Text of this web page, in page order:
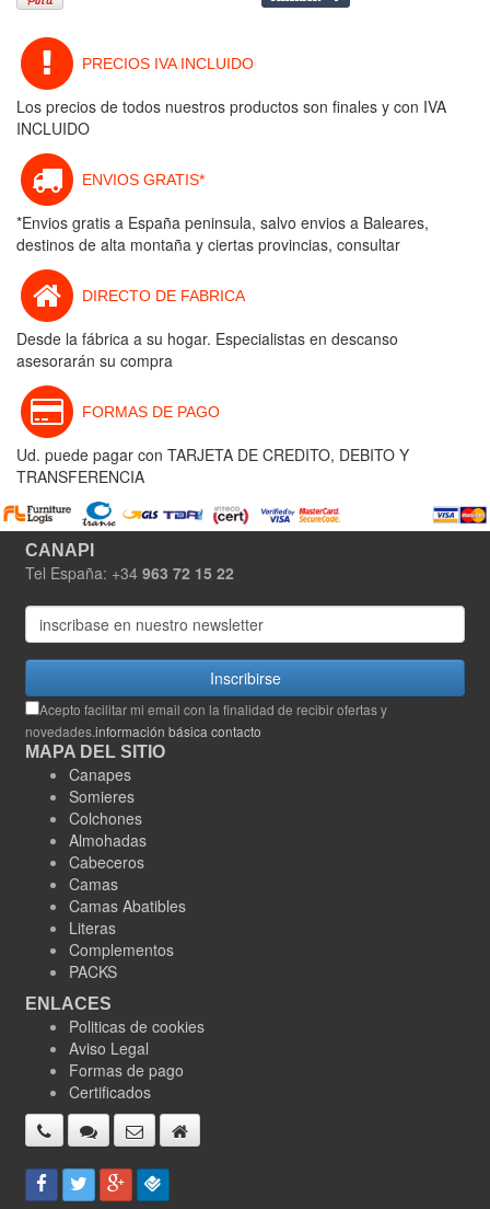
PRECIOS IVA INCLUIDO
Los precios de todos nuestros productos son finales y con IVA
INCLUIDO
ENVIOS GRATIS*
*Envios gratis a España peninsula, salvo envios a Baleares,
destinos de alta montaña y ciertas provincias, consultar
DIRECTO DE FABRICA
Desde la fábrica a su hogar. Especialistas en descanso
asesorarán su compra
FORMAS DE PAGO
Ud. puede pagar con TARJETA DE CREDITO, DEBITO Y
TRANSFERENCIA
CANAPI
Tel España: +34 963 72 15 22
Inscribirse
Acepto facilitar mi email con la finalidad de recibir ofertas y
novedades.información básica contacto
MAPA DEL SITIO
Canapes
Somieres
Colchones
Almohadas
Cabeceros
Camas
Camas Abatibles
Literas
Complementos
PACKS
ENLACES
Politicas de cookies
Aviso Legal
Formas de pago
Certificados